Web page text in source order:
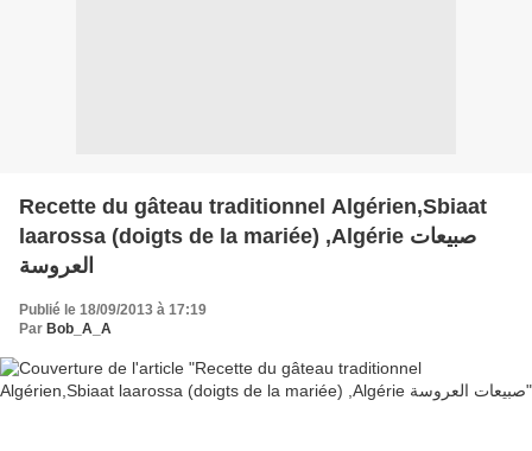
Recette du gâteau traditionnel Algérien,Sbiaat
laarossa (doigts de la mariée) ,Algérie صبيعات
العروسة
Publié le 18/09/2013 à 17:19
Par Bob_A_A